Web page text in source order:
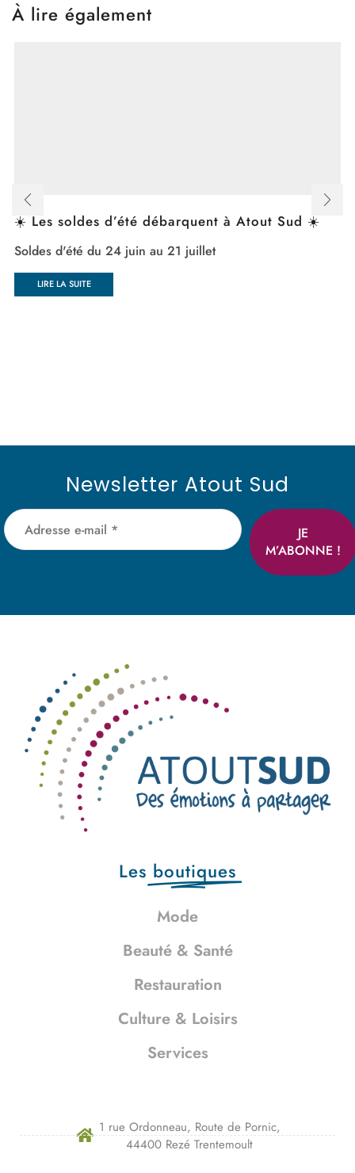
À lire également
☀️ Les soldes d’été débarquent à Atout Sud ☀️
Soldes d'été du 24 juin au 21 juillet
LIRE LA SUITE
Newsletter Atout Sud
Les boutiques
Mode
Beauté & Santé
Restauration
Culture & Loisirs
Services
1 rue Ordonneau, Route de Pornic,
44400 Rezé Trentemoult